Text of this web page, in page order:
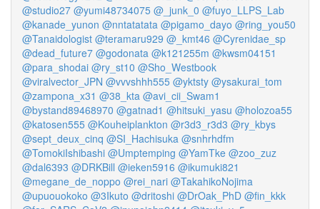
@studio27 @yumi48734075 @_junk_0 @fuyo_LLPS_Lab
@kanade_yunon @nntatatata @pigamo_dayo @ring_you50
@Tanaidologist @teramaru929 @_kmt46 @Cyrenidae_sp
@dead_future7 @godonata @k121255m @kwsm04151
@para_shodai @ry_st10 @Sho_Westbook
@viralvector_JPN @vvvshhh555 @yktsty @ysakurai_tom
@zampona_x31 @38_kta @avi_cii_Swam1
@bystand89468970 @gatnad1 @hitsuki_yasu @holozoa55
@katosen555 @Kouheiplankton @r3d3_r3d3 @ry_kbys
@sept_deux_cinq @SI_Hachisuka @snhrhdfm
@TomokiIshibashi @Umptemping @YamTke @zoo_zuz
@dal6393 @DRKBill @ieken5916 @ikumuki821
@megane_de_noppo @rei_nari @TakahikoNojima
@upuouokoko @3Ikuto @dritoshi @DrOak_PhD @fin_kkk